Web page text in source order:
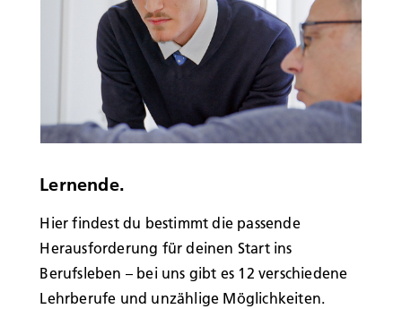
Lernende.
Hier findest du bestimmt die passende
Herausforderung für deinen Start ins
Berufsleben – bei uns gibt es 12 verschiedene
Lehrberufe und unzählige Möglichkeiten.